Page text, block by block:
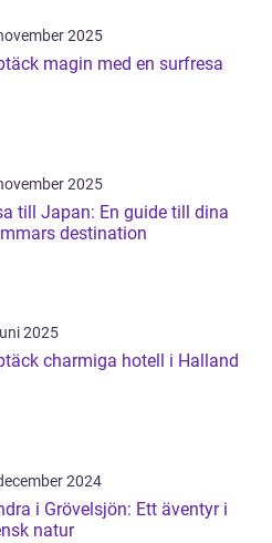
2025
magin med en surfresa
2025
till Japan: En guide till dina
destination
2025
charmiga hotell i Halland
2024
i Grövelsjön: Ett äventyr i
natur